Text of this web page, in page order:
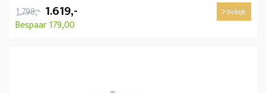
1.798,- 1.619,-
Bespaar 179,00
Bekijk